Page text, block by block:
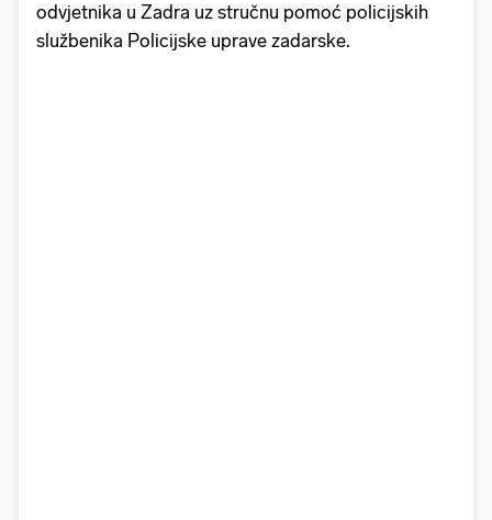
odvjetnika u Zadra uz stručnu pomoć policijskih
službenika Policijske uprave zadarske.